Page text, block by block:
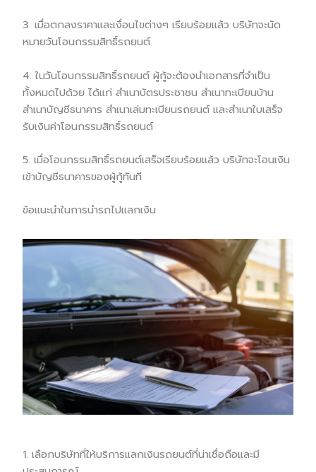
3. เมื่อตกลงราคาและเงื่อนไขต่างๆ เรียบร้อยแล้ว บริษัทจะนัด
หมายวันโอนกรรมสิทธิ์รถยนต์
4. ในวันโอนกรรมสิทธิ์รถยนต์ ผู้กู้จะต้องนำเอกสารที่จำเป็น
ทั้งหมดไปด้วย ได้แก่ สำเนาบัตรประชาชน สำเนาทะเบียนบ้าน
สำเนาบัญชีธนาคาร สำเนาเล่มทะเบียนรถยนต์ และสำเนาใบเสร็จ
รับเงินค่าโอนกรรมสิทธิ์รถยนต์
5. เมื่อโอนกรรมสิทธิ์รถยนต์เสร็จเรียบร้อยแล้ว บริษัทจะโอนเงิน
เข้าบัญชีธนาคารของผู้กู้ทันที
ข้อแนะนำในการนำรถไปแลกเงิน
1. เลือกบริษัทที่ให้บริการแลกเงินรถยนต์ที่น่าเชื่อถือและมี